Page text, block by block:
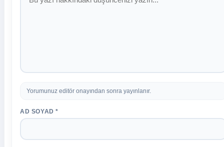
Yorumunuz editör onayından sonra yayınlanır.
AD SOYAD *